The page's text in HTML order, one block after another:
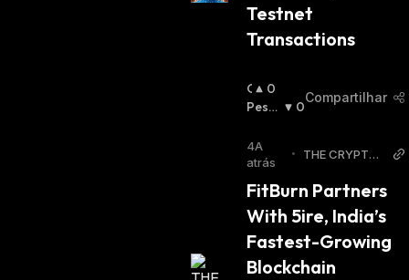
Testnet
Transactions
O
T
M
I
T
A
:
0
Pessi
:
0
Compartilhar
4A
atrás
•
THE CRYPTO
FitBurn Partners
With 5ire, India’s
Fastest-Growing
Blockchain